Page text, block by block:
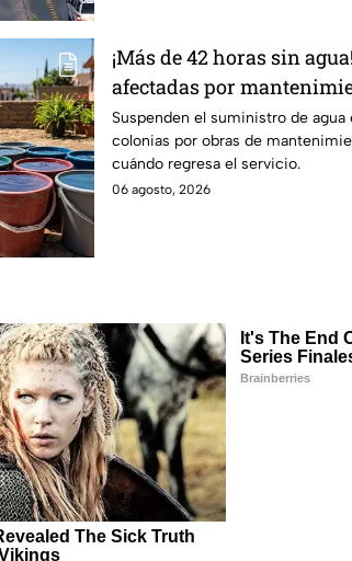
¡Más de 42 horas sin
afectadas por
Suspenden el suministro de
colonias por obras de
cuándo regresa el servicio.
06 agosto, 2026